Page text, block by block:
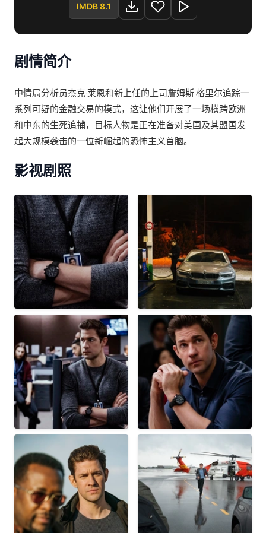
丽-乔西·克罗兹 / 蒂莫西·赫顿 / 丹尼尔·卡什
IMDB 8.1
剧情简介
中情局分析员杰克·莱恩和新上任的上司詹姆斯·格里尔追踪一
系列可疑的金融交易的模式，这让他们开展了一场横跨欧洲
和中东的生死追捕，目标人物是正在准备对美国及其盟国发
起大规模袭击的一位新崛起的恐怖主义首脑。
影视剧照